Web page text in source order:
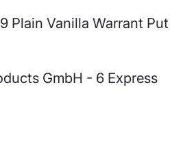
Plain Vanilla Warrant Put
GmbH - 6 Express